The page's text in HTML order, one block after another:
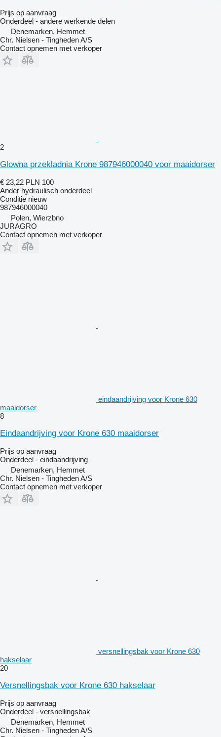
Prijs op aanvraag
Onderdeel - andere werkende delen
Denemarken, Hemmet
Chr. Nielsen - Tingheden A/S
Contact opnemen met verkoper
2
Glowna przekladnia Krone 987946000040 voor maaidorser
€ 23,22 PLN 100
Ander hydraulisch onderdeel
Conditie nieuw
987946000040
Polen, Wierzbno
JURAGRO
Contact opnemen met verkoper
eindaandrijving voor Krone 630
maaidorser
8
Eindaandrijving voor Krone 630 maaidorser
Prijs op aanvraag
Onderdeel - eindaandrijving
Denemarken, Hemmet
Chr. Nielsen - Tingheden A/S
Contact opnemen met verkoper
versnellingsbak voor Krone 630
hakselaar
20
Versnellingsbak voor Krone 630 hakselaar
Prijs op aanvraag
Onderdeel - versnellingsbak
Denemarken, Hemmet
Chr. Nielsen - Tingheden A/S